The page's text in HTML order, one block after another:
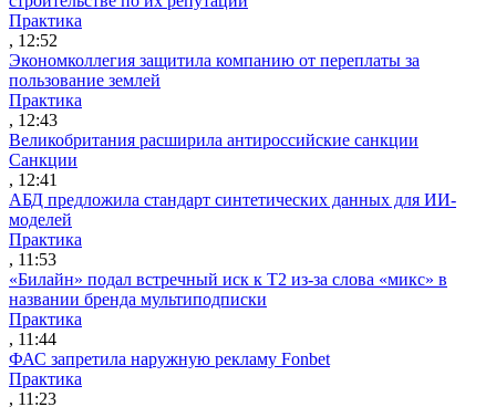
Практика
, 12:52
Экономколлегия защитила компанию от переплаты за
пользование землей
Практика
, 12:43
Великобритания расширила антироссийские санкции
Санкции
, 12:41
АБД предложила стандарт синтетических данных для ИИ-
моделей
Практика
, 11:53
«Билайн» подал встречный иск к Т2 из-за слова «микс» в
названии бренда мультиподписки
Практика
, 11:44
ФАС запретила наружную рекламу Fonbet
Практика
, 11:23